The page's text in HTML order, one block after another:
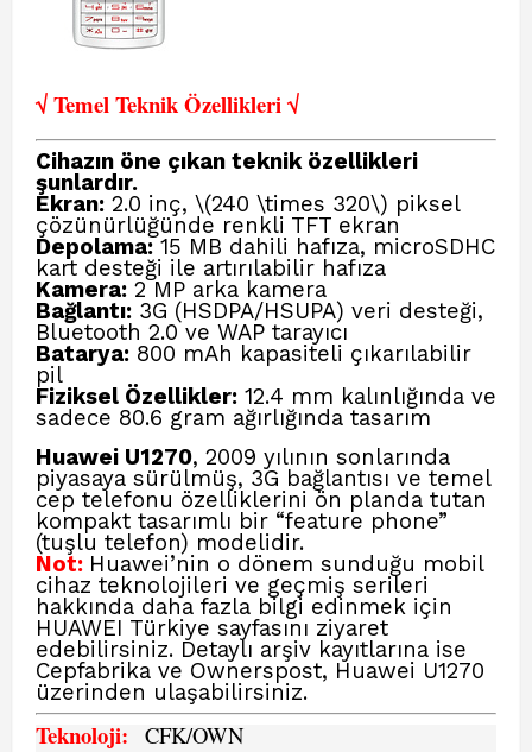
√ Temel Teknik Özellikleri √
Cihazın öne çıkan teknik özellikleri
şunlardır.
Ekran: 2.0 inç, \(240 \times 320\) piksel
çözünürlüğünde renkli TFT ekran
Depolama: 15 MB dahili hafıza, microSDHC
kart desteği ile artırılabilir hafıza
Kamera: 2 MP arka kamera
Bağlantı: 3G (HSDPA/HSUPA) veri desteği,
Bluetooth 2.0 ve WAP tarayıcı
Batarya: 800 mAh kapasiteli çıkarılabilir
pil
Fiziksel Özellikler: 12.4 mm kalınlığında ve
sadece 80.6 gram ağırlığında tasarım
Huawei U1270, 2009 yılının sonlarında
piyasaya sürülmüş, 3G bağlantısı ve temel
cep telefonu özelliklerini ön planda tutan
kompakt tasarımlı bir “feature phone”
(tuşlu telefon) modelidir.
Not: Huawei’nin o dönem sunduğu mobil
cihaz teknolojileri ve geçmiş serileri
hakkında daha fazla bilgi edinmek için
HUAWEI Türkiye sayfasını ziyaret
edebilirsiniz. Detaylı arşiv kayıtlarına ise
Cepfabrika ve Ownerspost, Huawei U1270
üzerinden ulaşabilirsiniz.
Teknoloji: CFK/OWN